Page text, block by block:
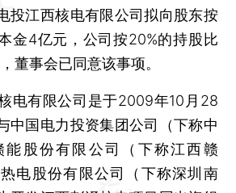
投江西核电有限公司拟向股东按
金4亿元，公司按20%的持股比
董事会已同意该事项。
有限公司是于2009年10月28
中国电力投资集团公司（下称中
能股份有限公司（下称江西赣
电股份有限公司（下称深圳南